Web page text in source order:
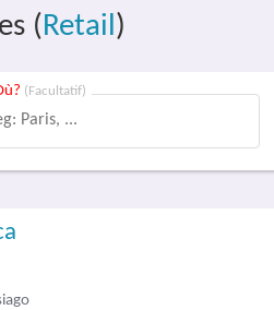
(Retail)
(Facultatif)